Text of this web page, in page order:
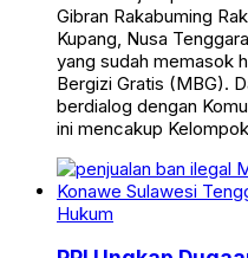
Gibran Rakabuming
Kupang, Nusa
yang sudah memasok
Bergizi Gratis (MBG).
berdialog dengan
ini mencakup
Hukum